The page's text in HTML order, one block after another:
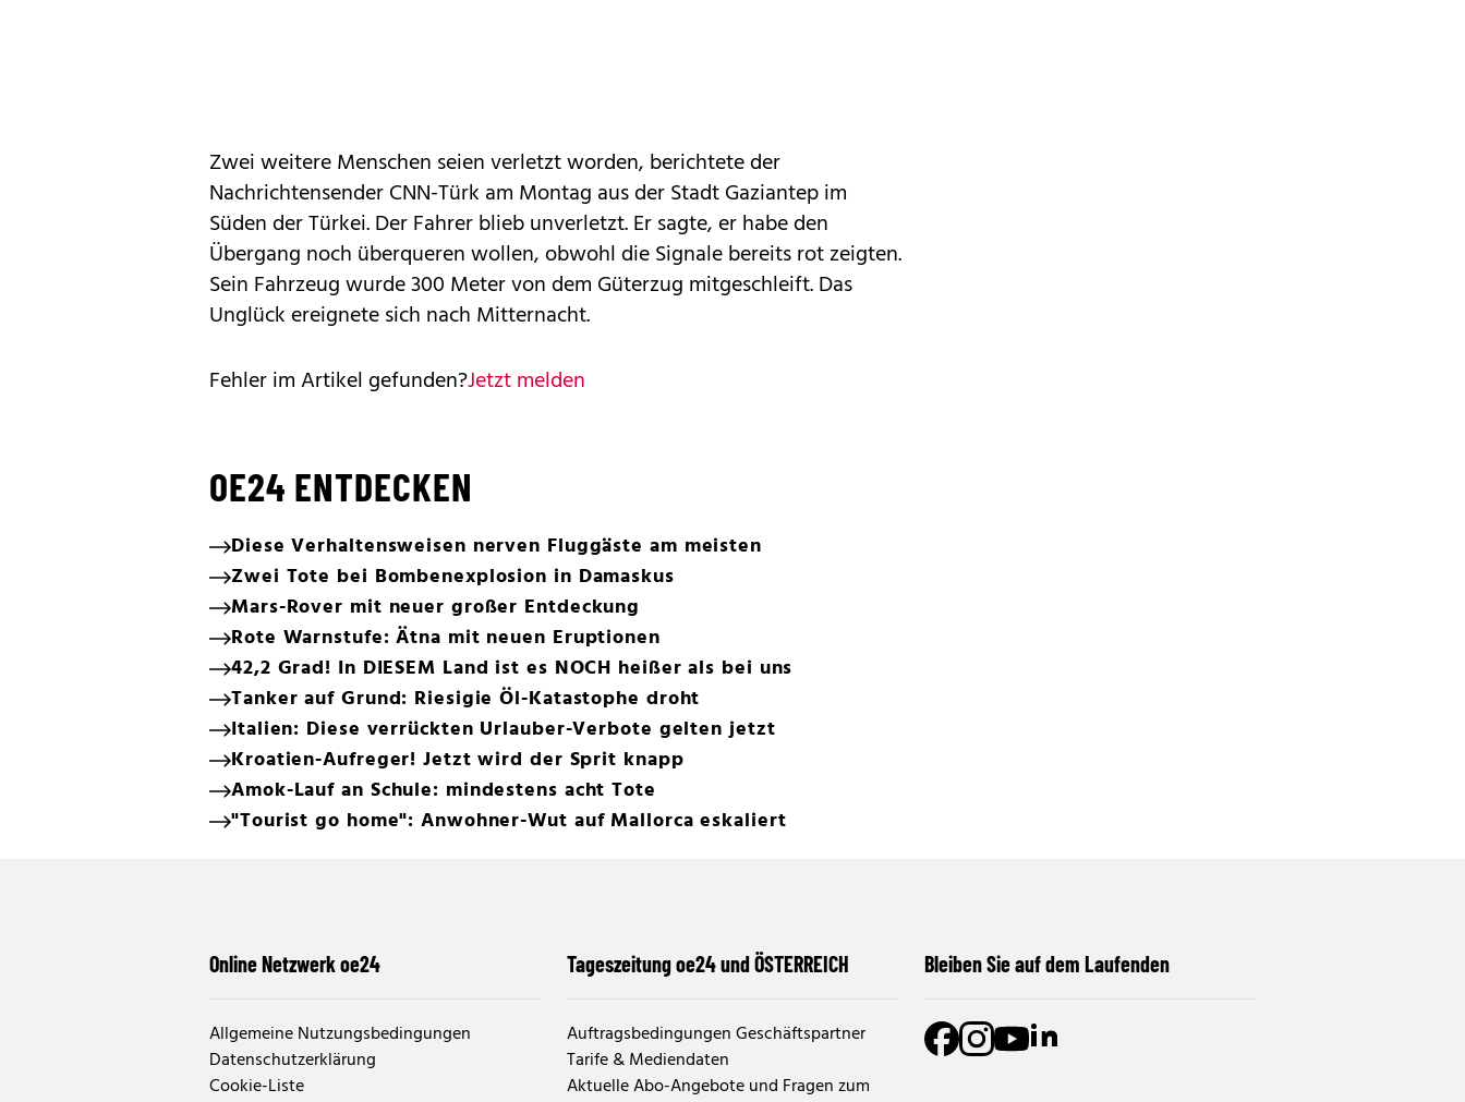
Zwei weitere Menschen seien verletzt worden, berichtete der
Nachrichtensender CNN-Türk am Montag aus der Stadt Gaziantep im
Süden der Türkei. Der Fahrer blieb unverletzt. Er sagte, er habe den
Übergang noch überqueren wollen, obwohl die Signale bereits rot zeigten.
Sein Fahrzeug wurde 300 Meter von dem Güterzug mitgeschleift. Das
Unglück ereignete sich nach Mitternacht.
Fehler im Artikel gefunden?Jetzt melden
OE24 ENTDECKEN
Diese Verhaltensweisen nerven Fluggäste am meisten
Zwei Tote bei Bombenexplosion in Damaskus
Mars-Rover mit neuer großer Entdeckung
Rote Warnstufe: Ätna mit neuen Eruptionen
42,2 Grad! In DIESEM Land ist es NOCH heißer als bei uns
Tanker auf Grund: Riesigie Öl-Katastophe droht
Italien: Diese verrückten Urlauber-Verbote gelten jetzt
Kroatien-Aufreger! Jetzt wird der Sprit knapp
Amok-Lauf an Schule: mindestens acht Tote
"Tourist go home": Anwohner-Wut auf Mallorca eskaliert
Online Netzwerk oe24
Allgemeine Nutzungsbedingungen
Datenschutzerklärung
Cookie-Liste
Tageszeitung oe24 und ÖSTERREICH
Auftragsbedingungen Geschäftspartner
Tarife & Mediendaten
Aktuelle Abo-Angebote und Fragen zum
Bleiben Sie auf dem Laufenden